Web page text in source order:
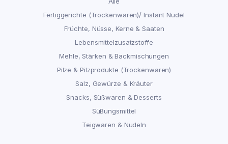
Fertiggerichte (Trockenwaren)/ Instant Nudel
Früchte, Nüsse, Kerne & Saaten
Lebensmittelzusatzstoffe
Mehle, Stärken & Backmischungen
Pilze & Pilzprodukte (Trockenwaren)
Salz, Gewürze & Kräuter
Snacks, Süßwaren & Desserts
Süßungsmittel
Teigwaren & Nudeln